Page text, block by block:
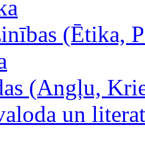
(Ētika,
(Angļu,
un